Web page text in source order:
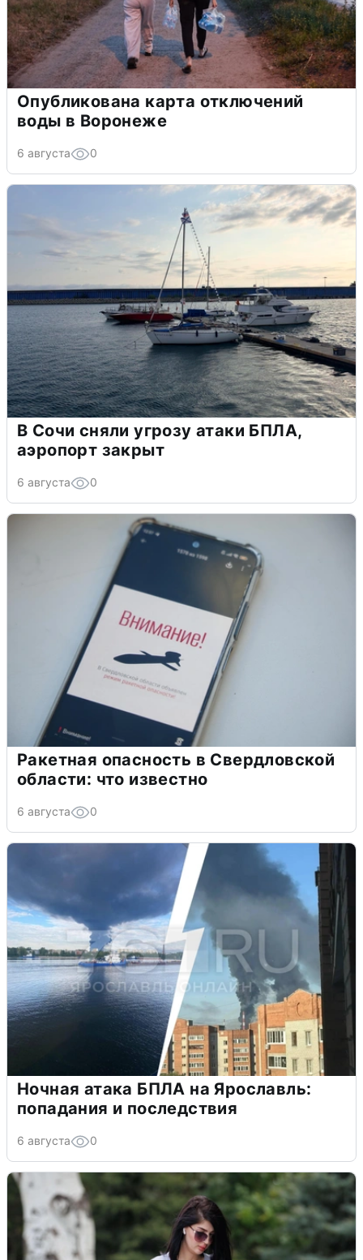
Опубликована карта отключений
воды в Воронеже
6 августа 0
В Сочи сняли угрозу атаки БПЛА,
аэропорт закрыт
6 августа 0
Ракетная опасность в Свердловской
области: что известно
6 августа 0
Ночная атака БПЛА на Ярославль:
попадания и последствия
6 августа 0